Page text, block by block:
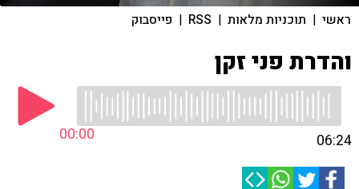
ראשי | תוכניות מלאות |
RSS
| פייסבוק
והדרת פני זקן
00:00 06:24